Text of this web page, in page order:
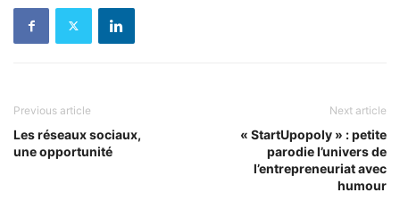
Previous article
Les réseaux sociaux,
une opportunité
Next article
« StartUpopoly » : petite
parodie l’univers de
l’entrepreneuriat avec
humour